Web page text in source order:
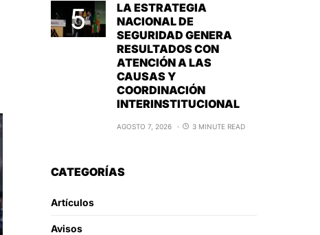
LA ESTRATEGIA
NACIONAL DE
SEGURIDAD GENERA
RESULTADOS CON
ATENCIÓN A LAS
CAUSAS Y
COORDINACIÓN
INTERINSTITUCIONAL
AGOSTO 7, 2026 3 MINUTE READ
CATEGORÍAS
Artículos
Avisos